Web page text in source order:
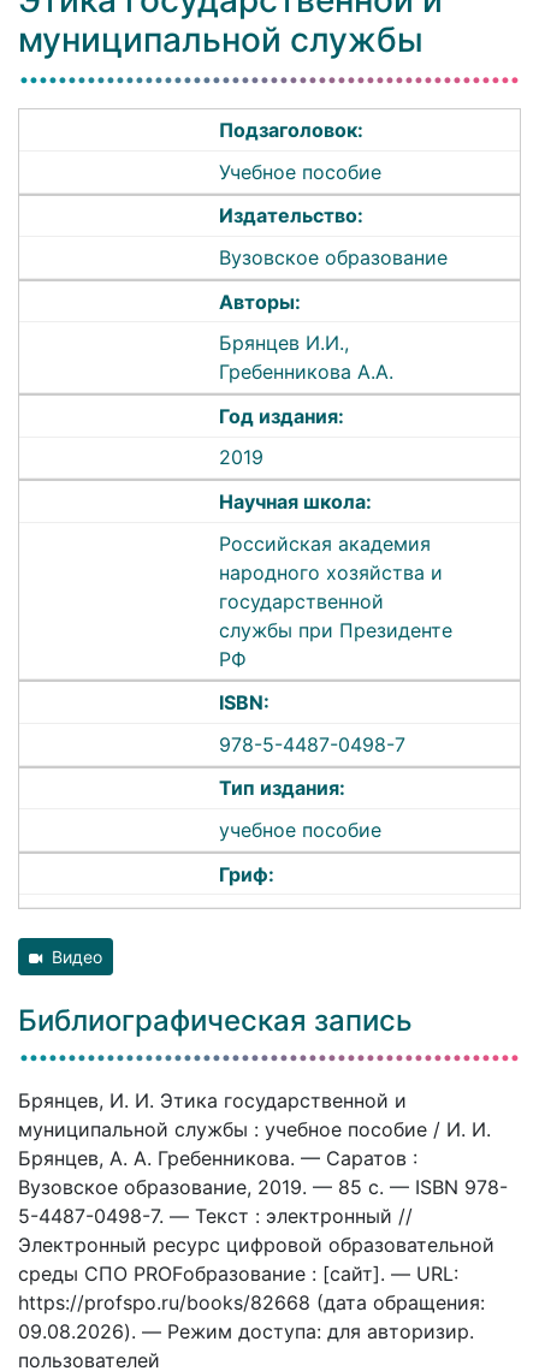
муниципальной службы
Подзаголовок:
Учебное пособие
Издательство:
Вузовское образование
Авторы:
Брянцев И.И.,
Гребенникова А.А.
Год издания:
2019
Научная школа:
Российская академия
народного хозяйства и
государственной
службы при Президенте
РФ
ISBN:
978-5-4487-0498-7
Тип издания:
учебное пособие
Гриф:
Видео
Библиографическая запись
Брянцев, И. И. Этика государственной и
муниципальной службы : учебное пособие / И. И.
Брянцев, А. А. Гребенникова. — Саратов :
Вузовское образование, 2019. — 85 c. — ISBN 978-
5-4487-0498-7. — Текст : электронный //
Электронный ресурс цифровой образовательной
среды СПО PROFобразование : [сайт]. — URL:
https://profspo.ru/books/82668 (дата обращения:
09.08.2026). — Режим доступа: для авторизир.
пользователей